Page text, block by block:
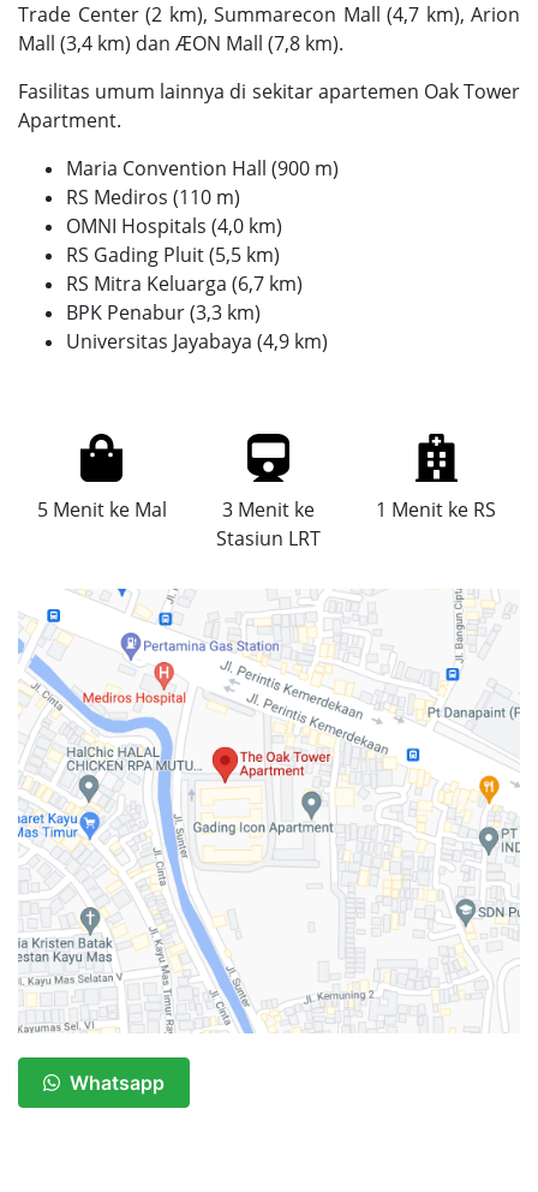
Trade Center (2 km), Summarecon Mall (4,7 km), Arion
Mall (3,4 km) dan ÆON Mall (7,8 km).
Fasilitas umum lainnya di sekitar apartemen Oak Tower
Apartment.
Maria Convention Hall (900 m)
RS Mediros (110 m)
OMNI Hospitals (4,0 km)
RS Gading Pluit (5,5 km)
RS Mitra Keluarga (6,7 km)
BPK Penabur (3,3 km)
Universitas Jayabaya (4,9 km)
5 Menit ke Mal
3 Menit ke
Stasiun LRT
1 Menit ke RS
Whatsapp